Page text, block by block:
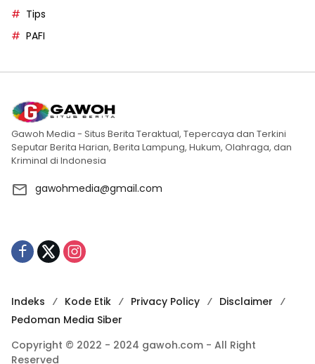
Tips
PAFI
Gawoh Media - Situs Berita Teraktual, Tepercaya dan Terkini
Seputar Berita Harian, Berita Lampung, Hukum, Olahraga, dan
Kriminal di Indonesia
gawohmedia@gmail.com
Indeks Kode Etik Privacy Policy
Disclaimer
Pedoman Media Siber
Copyright © 2022 - 2024 gawoh.com - All Right
Reserved